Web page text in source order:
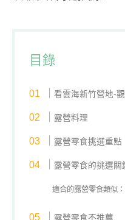
目錄
看雲海新竹營地-
露營料理
露營零食挑選重點
露營零食的挑選關
適合的露營零食類似
露營零食不推薦